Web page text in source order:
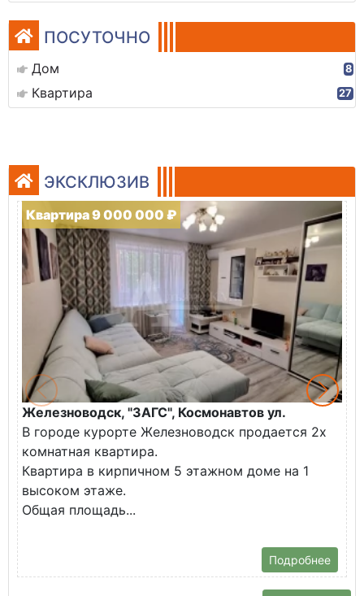
ПОСУТОЧНО
Дом 8
Квартира 27
ЭКСКЛЮЗИВ
Квартира 9 000 000 ₽
Железноводск, "ЗАГС", Космонавтов ул.
В городе курорте Железноводск продается 2х
комнатная квартира.
Квартира в кирпичном 5 этажном доме на 1
высоком этаже.
Общая площадь...
Подробнее